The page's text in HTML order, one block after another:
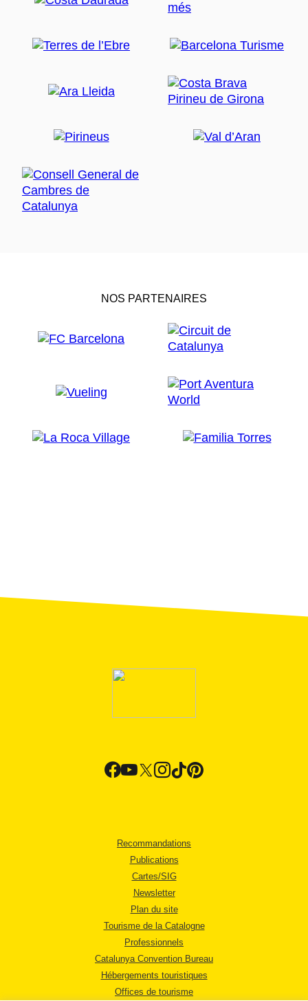
NOS PARTENAIRES
Recommandations
Publications
Cartes/SIG
Newsletter
Plan du site
Tourisme de la Catalogne
Professionnels
Catalunya Convention Bureau
Hébergements touristiques
Offices de tourisme